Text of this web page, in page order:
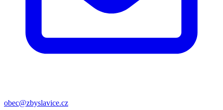
obec@zbyslavice.cz